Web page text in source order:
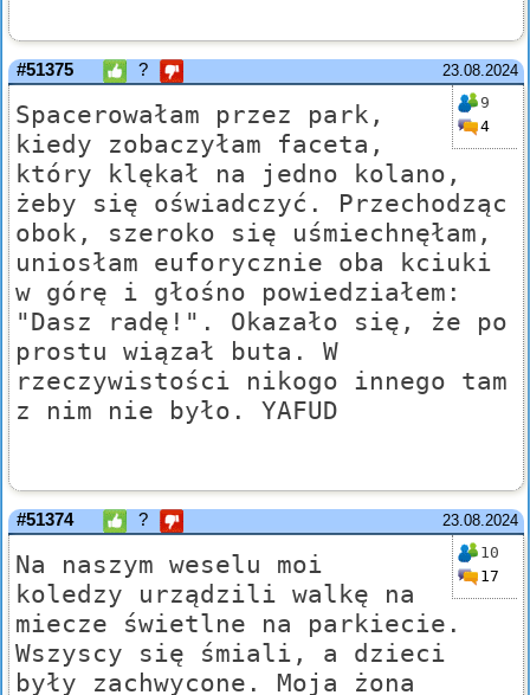
23.08.2024
#51375 ?
9
4
Spacerowałam przez park,
kiedy zobaczyłam faceta,
który klękał na jedno kolano,
żeby się oświadczyć. Przechodząc
obok, szeroko się uśmiechnęłam,
uniosłam euforycznie oba kciuki
w górę i głośno powiedziałem:
"Dasz radę!". Okazało się, że po
prostu wiązał buta. W
rzeczywistości nikogo innego tam
z nim nie było. YAFUD
23.08.2024
#51374 ?
10
17
Na naszym weselu moi
koledzy urządzili walkę na
miecze świetlne na parkiecie.
Wszyscy się śmiali, a dzieci
były zachwycone. Moja żona